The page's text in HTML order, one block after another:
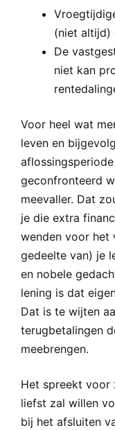
(niet altijd)
De
niet kan
Voor heel wat
leven en
geconfronteerd
meevaller. Dat
je die extra
wenden voor het
gedeelte van) je
en nobele
lening is dat
Dat is te wijten
terugbetalingen
meebrengen.
Het spreekt voor
liefst zal willen
bij het afsluiten